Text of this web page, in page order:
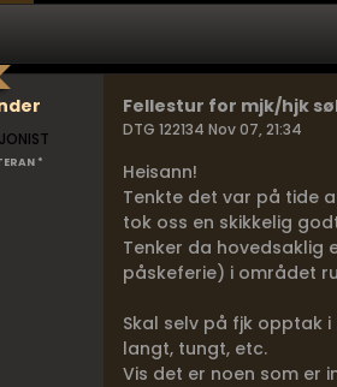
*
Fellestur for mjk/hjk
DTG 122134 Nov 07, 21:34
Heisann!
Tenkte det var på tide
tok oss en skikkelig
Tenker da hovedsaklig
påskeferie) i området
Skal selv på fjk opptak
langt, tungt, etc.
Vis det er noen som er